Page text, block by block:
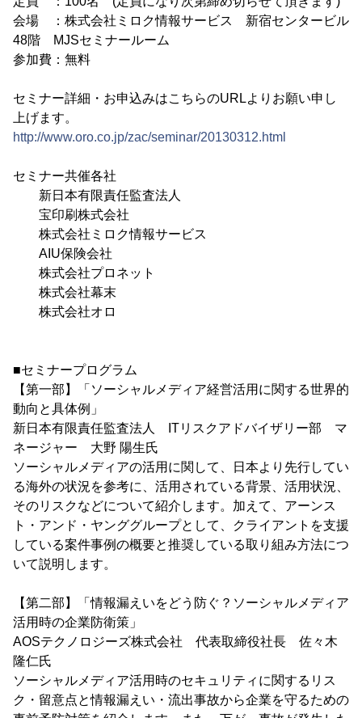
会場 ：株式会社ミロク情報サービス 新宿センタービル
48階 MJSセミナールーム
参加費：無料
セミナー詳細・お申込みはこちらのURLよりお願い申し
上げます。
http://www.oro.co.jp/zac/seminar/20130312.html
セミナー共催各社
新日本有限責任監査法人
宝印刷株式会社
株式会社ミロク情報サービス
AIU保険会社
株式会社プロネット
株式会社幕末
株式会社オロ
■セミナープログラム
【第一部】「ソーシャルメディア経営活用に関する世界的
動向と具体例」
新日本有限責任監査法人 ITリスクアドバイザリー部 マ
ネージャー 大野 陽生氏
ソーシャルメディアの活用に関して、日本より先行してい
る海外の状況を参考に、活用されている背景、活用状況、
そのリスクなどについて紹介します。加えて、アーンス
ト・アンド・ヤンググループとして、クライアントを支援
している案件事例の概要と推奨している取り組み方法につ
いて説明します。
【第二部】「情報漏えいをどう防ぐ？ソーシャルメディア
活用時の企業防衛策」
AOSテクノロジーズ株式会社 代表取締役社長 佐々木
隆仁氏
ソーシャルメディア活用時のセキュリティに関するリス
ク・留意点と情報漏えい・流出事故から企業を守るための